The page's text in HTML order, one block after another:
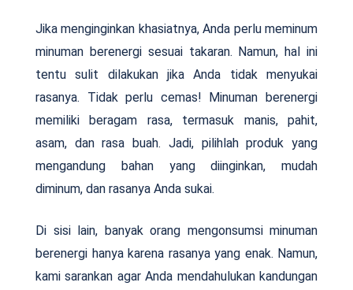
Jika menginginkan khasiatnya, Anda perlu meminum
minuman berenergi sesuai takaran. Namun, hal ini
tentu sulit dilakukan jika Anda tidak menyukai
rasanya. Tidak perlu cemas! Minuman berenergi
memiliki beragam rasa, termasuk manis, pahit,
asam, dan rasa buah. Jadi, pilihlah produk yang
mengandung bahan yang diinginkan, mudah
diminum, dan rasanya Anda sukai.
Di sisi lain, banyak orang mengonsumsi minuman
berenergi hanya karena rasanya yang enak. Namun,
kami sarankan agar Anda mendahulukan kandungan